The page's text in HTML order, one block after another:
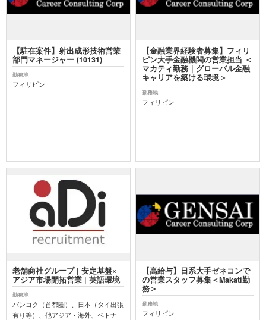
【駐在案件】射出成形技術営業
部門マネージャー (10131)
勤務地
フィリピン
【金融業界経験者募集】フィリ
ピン大手金融機関の営業担当 ＜
マカティ勤務｜グローバル金融
キャリアを築ける環境＞
勤務地
フィリピン
老舗商社グループ | 安定基盤×
アジア市場開拓営業 | 英語環境
勤務地
バンコク（首都圏）、日本（タイ出張
有り等）、他アジア・海外、ベトナ
【高給与】日系大手ゼネコンで
の営業スタッフ募集＜Makati勤
務＞
勤務地
フィリピン